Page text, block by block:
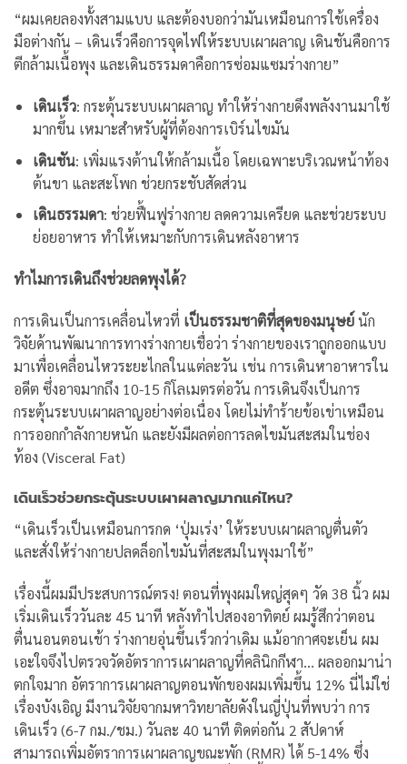
“ผมเคยลองทั้งสามแบบ และต้องบอกว่ามันเหมือนการใช้เครื่อง
มือต่างกัน – เดินเร็วคือการจุดไฟให้ระบบเผาผลาญ เดินชันคือการ
ตีกล้ามเนื้อพุง และเดินธรรมดาคือการซ่อมแซมร่างกาย”
เดินเร็ว: กระตุ้นระบบเผาผลาญ ทำให้ร่างกายดึงพลังงานมาใช้
มากขึ้น เหมาะสำหรับผู้ที่ต้องการเบิร์นไขมัน
เดินชัน: เพิ่มแรงต้านให้กล้ามเนื้อ โดยเฉพาะบริเวณหน้าท้อง
ต้นขา และสะโพก ช่วยกระชับสัดส่วน
เดินธรรมดา: ช่วยฟื้นฟูร่างกาย ลดความเครียด และช่วยระบบ
ย่อยอาหาร ทำให้เหมาะกับการเดินหลังอาหาร
ทำไมการเดินถึงช่วยลดพุงได้?
การเดินเป็นการเคลื่อนไหวที่ เป็นธรรมชาติที่สุดของมนุษย์นัก
วิจัยด้านพัฒนาการทางร่างกายเชื่อว่า ร่างกายของเราถูกออกแบบ
มาเพื่อเคลื่อนไหวระยะไกลในแต่ละวัน เช่น การเดินหาอาหารใน
อดีต ซึ่งอาจมากถึง 10-15 กิโลเมตรต่อวัน การเดินจึงเป็นการ
กระตุ้นระบบเผาผลาญอย่างต่อเนื่อง โดยไม่ทำร้ายข้อเข่าเหมือน
การออกกำลังกายหนัก และยังมีผลต่อการลดไขมันสะสมในช่อง
ท้อง (Visceral Fat)
เดินเร็วช่วยกระตุ้นระบบเผาผลาญมากแค่ไหน?
“เดินเร็วเป็นเหมือนการกด ‘ปุ่มเร่ง’ ให้ระบบเผาผลาญตื่นตัว
และสั่งให้ร่างกายปลดล็อกไขมันที่สะสมในพุงมาใช้”
เรื่องนี้ผมมีประสบการณ์ตรง! ตอนที่พุงผมใหญ่สุดๆ วัด 38 นิ้ว ผม
เริ่มเดินเร็ววันละ 45 นาที หลังทำไปสองอาทิตย์ ผมรู้สึกว่าตอน
ตื่นนอนตอนเช้า ร่างกายอุ่นขึ้นเร็วกว่าเดิม แม้อากาศจะเย็น ผม
เอะใจจึงไปตรวจวัดอัตราการเผาผลาญที่คลินิกกีฬา… ผลออกมาน่า
ตกใจมาก อัตราการเผาผลาญตอนพักของผมเพิ่มขึ้น 12% นี่ไม่ใช่
เรื่องบังเอิญ มีงานวิจัยจากมหาวิทยาลัยดังในญี่ปุ่นที่พบว่า การ
เดินเร็ว (6-7 กม./ชม.) วันละ 40 นาที ติดต่อกัน 2 สัปดาห์
สามารถเพิ่มอัตราการเผาผลาญขณะพัก (RMR) ได้ 5-14% ซึ่ง